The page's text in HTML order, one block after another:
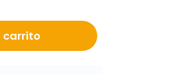
carrito